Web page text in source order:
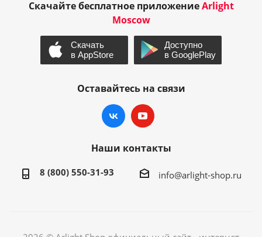
Скачайте бесплатное приложениеArlight
Moscow
Оставайтесь на связи
Наши контакты
8 (800) 550-31-93 info@arlight-shop.ru